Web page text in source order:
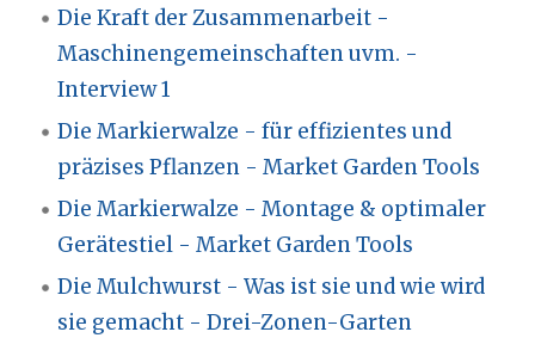
Die Kraft der Zusammenarbeit -
Maschinengemeinschaften uvm. -
Interview 1
Die Markierwalze - für effizientes und
präzises Pflanzen - Market Garden Tools
Die Markierwalze - Montage & optimaler
Gerätestiel - Market Garden Tools
Die Mulchwurst - Was ist sie und wie wird
sie gemacht - Drei-Zonen-Garten